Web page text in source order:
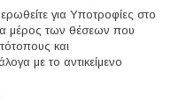
για Υποτροφίες στο
μέρος των θέσεων που
και
με το αντικείμενο
εξωτερικό (30/10/2015)